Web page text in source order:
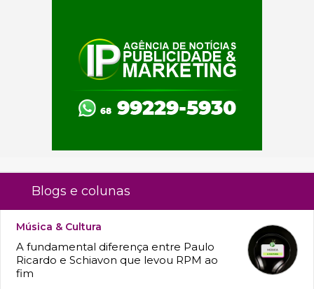
Blogs e colunas
Música & Cultura
A fundamental diferença entre Paulo
Ricardo e Schiavon que levou RPM ao
fim